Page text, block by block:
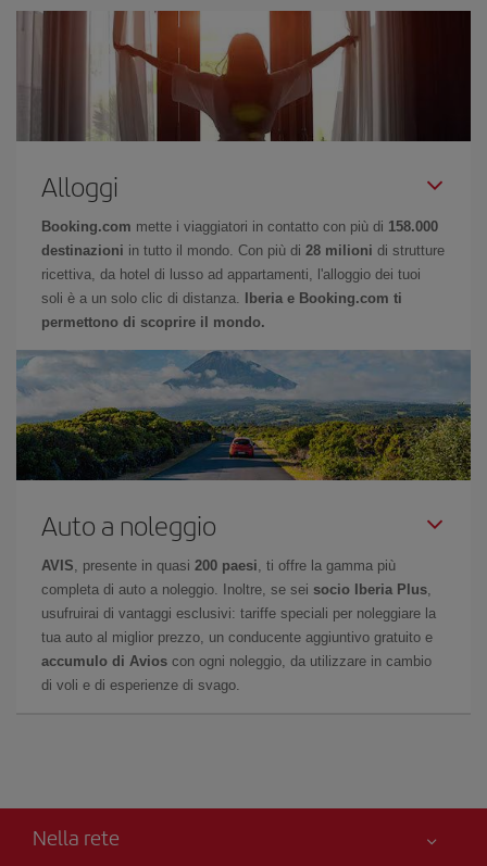
Alloggi
Booking.com mette i viaggiatori in contatto con più di 158.000
destinazioni in tutto il mondo. Con più di 28 milioni di strutture
ricettiva, da hotel di lusso ad appartamenti, l'alloggio dei tuoi
soli è a un solo clic di distanza.
Iberia e Booking.com ti
permettono di scoprire il mondo.
Auto a noleggio
AVIS , presente in quasi 200 paesi , ti offre la gamma più
completa di auto a noleggio. Inoltre, se sei socio Iberia Plus
usufruirai di vantaggi esclusivi: tariffe speciali per noleggiare la
tua auto al miglior prezzo, un conducente aggiuntivo gratuito e
accumulo di Avios con ogni noleggio, da utilizzare in cambio
di voli e di esperienze di svago.
Nella rete